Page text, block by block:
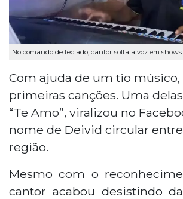
No comando de teclado, cantor solta a voz em shows
Com ajuda de um tio músico,
primeiras canções. Uma
“Te Amo”, viralizou no
nome de Deivid circular
região.
Mesmo com o
cantor acabou desistindo